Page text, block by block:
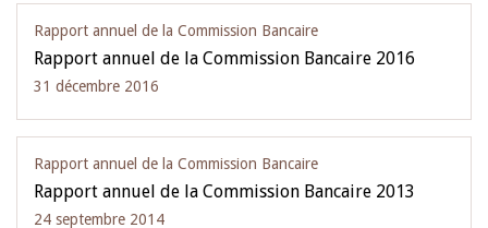
Rapport annuel de la Commission Bancaire
Rapport annuel de la Commission Bancaire 2016
31 décembre 2016
Rapport annuel de la Commission Bancaire
Rapport annuel de la Commission Bancaire 2013
24 septembre 2014